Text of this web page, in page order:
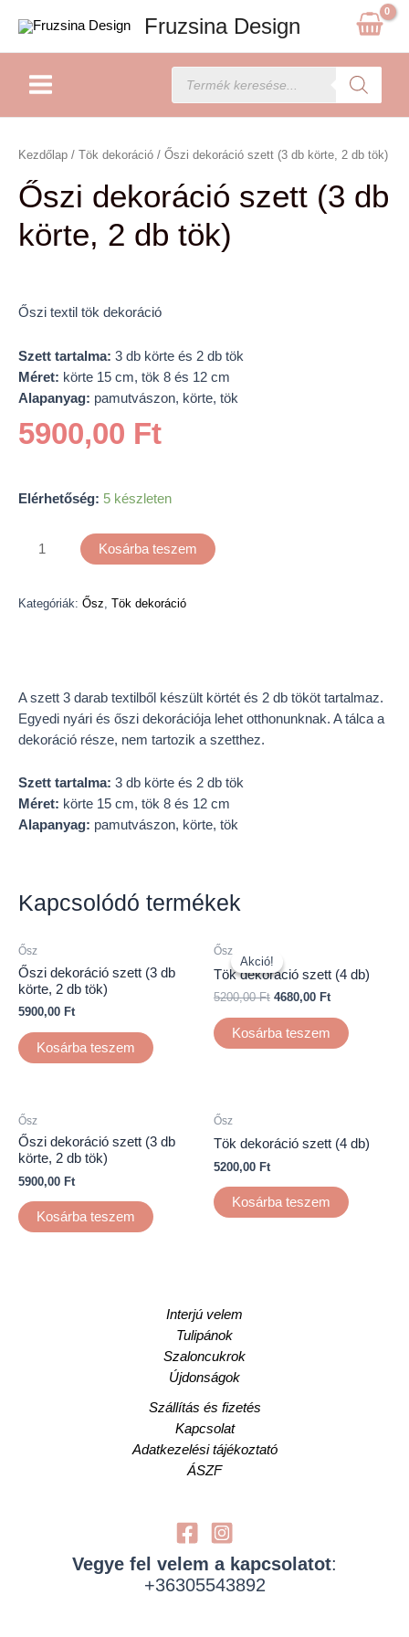
content
Fruzsina Design
Products
search
Kezdőlap / Tök dekoráció / Őszi dekoráció szett (3 db körte, 2 db tök)
Őszi dekoráció szett (3 db
körte, 2 db tök)
Őszi textil tök dekoráció
Szett tartalma: 3 db körte és 2 db tök
Méret: körte 15 cm, tök 8 és 12 cm
Alapanyag: pamutvászon, körte, tök
5900,00 Ft
Elérhetőség: 5 készleten
dekoráció
(3
db
körte,
mennyiség
Kosárba teszem
Kategóriák: Ősz, Tök dekoráció
A szett 3 darab textilből készült körtét és 2 db tököt tartalmaz.
Egyedi nyári és őszi dekorációja lehet otthonunknak. A tálca a
dekoráció része, nem tartozik a szetthez.
Szett tartalma: 3 db körte és 2 db tök
Méret: körte 15 cm, tök 8 és 12 cm
Alapanyag: pamutvászon, körte, tök
Kapcsolódó termékek
Ősz
Őszi dekoráció szett (3 db
körte, 2 db tök)
5900,00 Ft
Kosárba teszem
Akció!
Akció!
Ősz
Tök dekoráció szett (4 db)
5200,00Ft 4680,00 Ft
Kosárba teszem
Ősz
Őszi dekoráció szett (3 db
körte, 2 db tök)
5900,00 Ft
Kosárba teszem
Ősz
Tök dekoráció szett (4 db)
5200,00 Ft
Kosárba teszem
Interjú velem
Tulipánok
Szaloncukrok
Újdonságok
Szállítás és fizetés
Kapcsolat
Adatkezelési tájékoztató
ÁSZF
Vegye fel velem a kapcsolatot:
+36305543892